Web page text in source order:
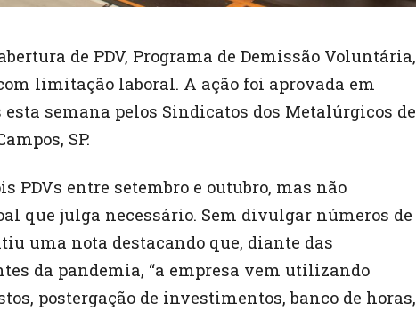
de PDV, Programa de Demissão Voluntária,
limitação laboral. A ação foi aprovada em
semana pelos Sindicatos dos Metalúrgicos de
SP.
PDVs entre setembro e outubro, mas não
que julga necessário. Sem divulgar números de
uma nota destacando que, diante das
da pandemia, “a empresa vem utilizando
postergação de investimentos, banco de horas,